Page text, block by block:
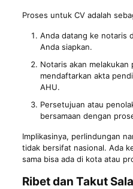
Proses untuk CV adalah
Anda datang ke notaris
Anda siapkan.
Notaris akan melakukan
mendaftarkan akta
AHU.
Persetujuan atau
bersamaan dengan
Implikasinya, perlindungan
tidak bersifat nasional. Ada
sama bisa ada di kota atau
Ribet dan Takut